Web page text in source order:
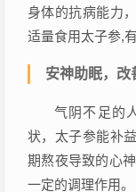
身体的抗病能力
适量食用太子参,
安神助眠，改
气阴不足的
状，太子参能补
期熬夜导致的心
一定的调理作用。